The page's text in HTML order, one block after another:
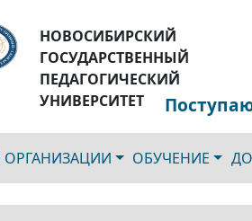
НОВОСИБИРСКИЙ
ГОСУДАРСТВЕННЫЙ
ПЕДАГОГИЧЕСКИЙ
УНИВЕРСИТЕТ
ОРГАНИЗАЦИИ ОБУЧЕНИЕ